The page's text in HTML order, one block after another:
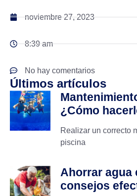
noviembre 27, 2023
8:39 am
No hay comentarios
Últimos artículos
¿Cómo
Realizar un correcto
piscina
Ahorrar agua
consejos